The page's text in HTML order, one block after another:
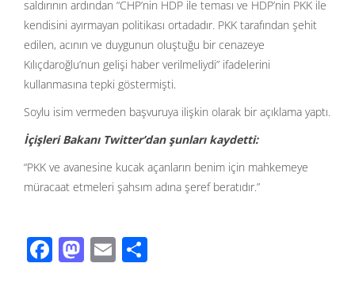
saldırının ardından “CHP’nin HDP ile teması ve HDP’nin PKK ile
kendisini ayırmayan politikası ortadadır. PKK tarafından şehit
edilen, acının ve duygunun oluştuğu bir cenazeye
Kılıçdaroğlu’nun gelişi haber verilmeliydi” ifadelerini
kullanmasına tepki göstermişti.
Soylu isim vermeden başvuruya ilişkin olarak bir açıklama yaptı.
İçişleri Bakanı Twitter’dan şunları kaydetti:
“PKK ve avanesine kucak açanların benim için mahkemeye
müracaat etmeleri şahsım adına şeref beratıdır.”
F M E